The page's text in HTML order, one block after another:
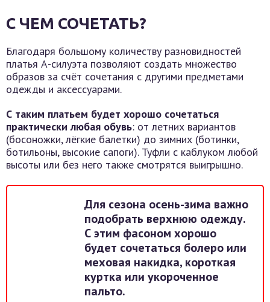
С ЧЕМ СОЧЕТАТЬ?
Благодаря большому количеству разновидностей
платья А-силуэта позволяют создать множество
образов за счёт сочетания с другими предметами
одежды и аксессуарами.
С таким платьем будет хорошо сочетаться
практически любая обувь: от летних вариантов
(босоножки, лёгкие балетки) до зимних (ботинки,
ботильоны, высокие сапоги). Туфли с каблуком любой
высоты или без него также смотрятся выигрышно.
Для сезона осень-зима важно
подобрать верхнюю одежду.
С этим фасоном хорошо
будет сочетаться болеро или
меховая накидка, короткая
куртка или укороченное
пальто.